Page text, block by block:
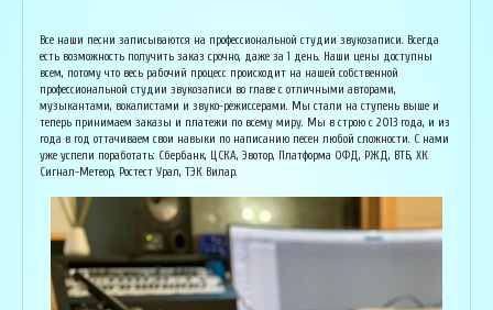
Все наши песни записываются на профессиональной студии звукозаписи. Всегда
есть возможность получить заказ срочно, даже за 1 день. Наши цены доступны
всем, потому что весь рабочий процесс происходит на нашей собственной
профессиональной студии звукозаписи во главе с отличными авторами,
музыкантами, вокалистами и звуко-режиссерами. Мы стали на ступень выше и
теперь принимаем заказы и платежи по всему миру. Мы в строю с 2013 года, и из
года в год оттачиваем свои навыки по написанию песен любой сложности. С нами
уже успели поработать: Сбербанк, ЦСКА, Эвотор, Платформа ОФД, РЖД, ВТБ, ХК
Сигнал-Метеор, Ростест Урал, ТЭК Вилар.
Основатель организации "Лайвсонг". С детства занимается музыкой, пишет
аранжировки, делает сведение и мастеринг на профессиональном уровне.
Может сделать коммерческий звук даже по записи с диктофона :) Состоит в
дуэте "Ag Jan", и выступает на концертах по всей России. Снимает клипы
вместе со своими музыкантами, и они собирают более 1 млн. просмотров на
ютубе! В основном пишет песни о любви, семье и ценностях жизни. Армен
сделает из вашей истории настоящую конфетку, обращайтесь!
Исполнитель, звукорежиссёр